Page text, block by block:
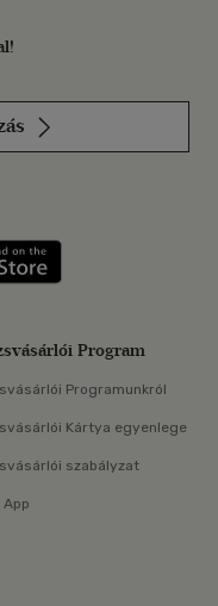
Szerezd meg: Google
Program
Programunkról
Kártya egyenlege
szabályzat
App